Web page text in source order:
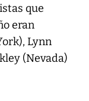
que
eran
Lynn
(Nevada)